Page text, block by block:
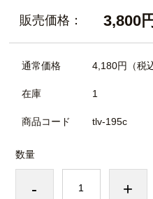
販売価格： 3,800円
通常価格 4,180円 （税
在庫 1
商品コード tlv-195c
数量
- +